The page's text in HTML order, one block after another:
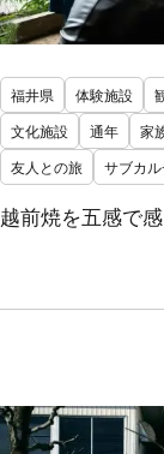
福井県 体験施設
文化施設
通年 家
友人との旅
サブカ
越前焼を五感で